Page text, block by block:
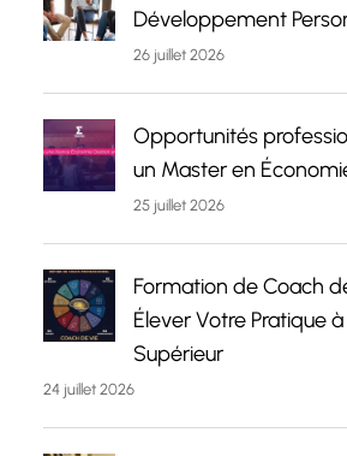
Développement
26 juillet 2026
Opportunités
un Master en
25 juillet 2026
Formation de Coach
Élever Votre Pratique
Supérieur
24 juillet 2026